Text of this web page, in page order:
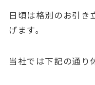
日頃は格別のお引き
げます。
当社では下記の通り